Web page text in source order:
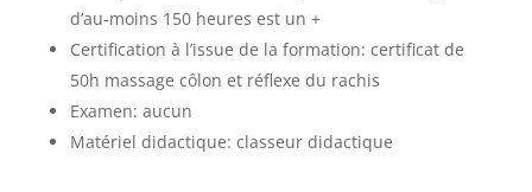
d’au-moins 150 heures est un +
Certification à l’issue de la formation: certificat de
50h massage côlon et réflexe du rachis
Examen: aucun
Matériel didactique: classeur didactique